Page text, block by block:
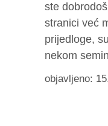
ste
stranici već
prijedloge,
nekom
objavljeno: